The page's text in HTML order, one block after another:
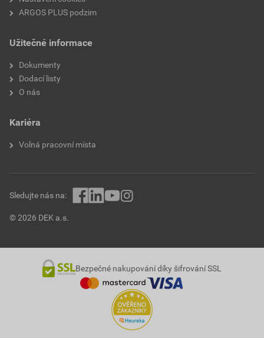
ARGOS PLUS podzim
Užitečné informace
Dokumenty
Dodací listy
O nás
Kariéra
Volná pracovní místa
© 2026 DEK a.s.
Sledujte nás na:
Bezpečné nakupování díky šifrování SSL